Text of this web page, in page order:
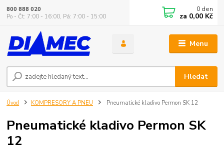
Menu
Hledat
800 888 020
Po - Čt: 7:00 - 16:00, Pá: 7:00 - 15:00
0 den
za 0,00 Kč
Úvod KOMPRESORY A PNEU Pneumatické kladivo Permon SK 12
Pneumatické kladivo Permon SK
12